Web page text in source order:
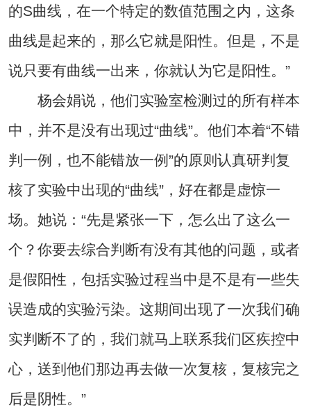
的S曲线，在一个特定的数值范围之内，这条
曲线是起来的，那么它就是阳性。但是，不是
说只要有曲线一出来，你就认为它是阳性。”
杨会娟说，他们实验室检测过的所有样本
中，并不是没有出现过“曲线”。他们本着“不错
判一例，也不能错放一例”的原则认真研判复
核了实验中出现的“曲线”，好在都是虚惊一
场。她说：“先是紧张一下，怎么出了这么一
个？你要去综合判断有没有其他的问题，或者
是假阳性，包括实验过程当中是不是有一些失
误造成的实验污染。这期间出现了一次我们确
实判断不了的，我们就马上联系我们区疾控中
心，送到他们那边再去做一次复核，复核完之
后是阴性。”